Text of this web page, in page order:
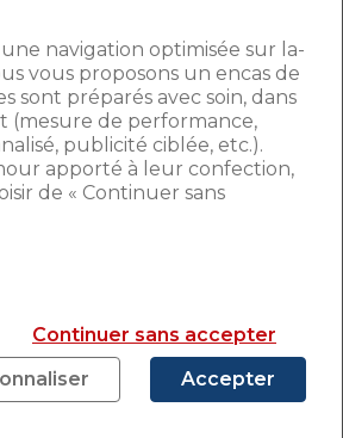
laconsommation d’un
s’avérer gourmande, et
elle est n’est pas utilisée à
pour sa
énergivore, il est
de diminuer la
d’énergie au
limiter son impact
astuces sont à
navigation optimisée sur la-
vous proposons un encas de
sont préparés avec soin, dans
(mesure de performance,
publicité ciblée, etc.).
apporté à leur confection,
de « Continuer sans
Continuer sans accepter
Accepter